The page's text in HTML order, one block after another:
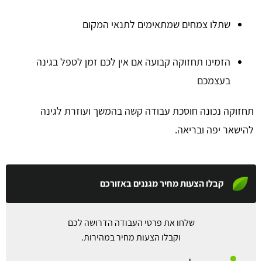
שתלו צמחים שמתאימים לתנאי המקום
הזמינו תחזוקה קבועה אם אין לכם זמן לטפל בגינה
בעצמכם
תחזוקה נכונה חוסכת עבודה קשה בהמשך ועוזרת לגינה
להישאר יפה ובריאה.
קבלו הצעות מחיר מגננים באזורכם
שלחו את פרטי העבודה הדרושה לכם
וקבלו הצעות מחיר במהירות.